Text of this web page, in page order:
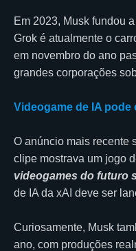
Em 2023, Musk fundou
Grok é atualmente o
em novembro do ano
grandes corporações
Videogame de IA pode
O anúncio mais recente
clipe mostrava um jogo
videogames do futuro
de IA da xAI deve ser
Curiosamente, Musk
ano, com produções